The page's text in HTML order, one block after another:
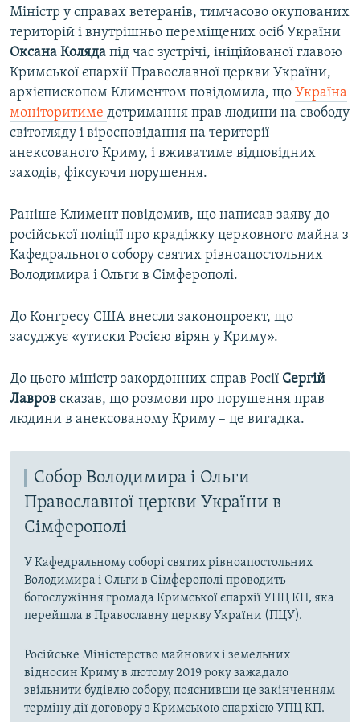
Міністр у справах ветеранів, тимчасово окупованих
територій і внутрішньо переміщених осіб України
Оксана Коляда під час зустрічі, ініційованої главою
Кримської єпархії Православної церкви України,
архієпископом Климентом повідомила, що Україна
моніторитиме дотримання прав людини на свободу
світогляду і віросповідання на території
анексованого Криму, і вживатиме відповідних
заходів, фіксуючи порушення.
Раніше Климент повідомив, що написав заяву до
російської поліції про крадіжку церковного майна з
Кафедрального собору святих рівноапостольних
Володимира і Ольги в Сімферополі.
До Конгресу США внесли законопроект, що
засуджує «утиски Росією вірян у Криму».
До цього міністр закордонних справ Росії Сергій
Лавров сказав, що розмови про порушення прав
людини в анексованому Криму – це вигадка.
Собор Володимира і Ольги
Православної церкви України в
Сімферополі
У Кафедральному соборі святих рівноапостольних
Володимира і Ольги в Сімферополі проводить
богослужіння громада Кримської єпархії УПЦ КП, яка
перейшла в Православну церкву України (ПЦУ).
Російське Міністерство майнових і земельних
відносин Криму в лютому 2019 року зажадало
звільнити будівлю собору, пояснивши це закінченням
терміну дії договору з Кримською єпархією УПЦ КП.